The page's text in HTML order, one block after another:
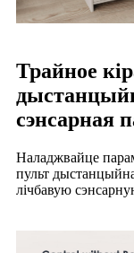
Трайное
сэнсарная
Наладжвайце
пульт
лічбавую